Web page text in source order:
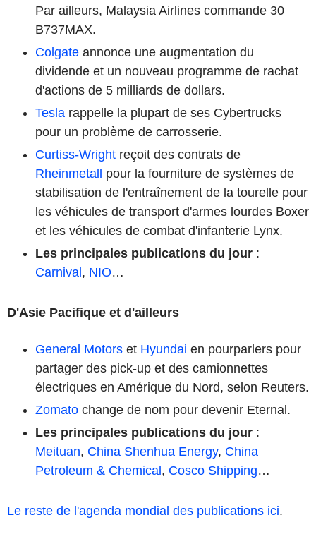
Par ailleurs, Malaysia Airlines commande 30
B737MAX.
Colgate annonce une augmentation du
dividende et un nouveau programme de rachat
d'actions de 5 milliards de dollars.
Tesla rappelle la plupart de ses Cybertrucks
pour un problème de carrosserie.
Curtiss-Wright reçoit des contrats de
Rheinmetall pour la fourniture de systèmes de
stabilisation de l'entraînement de la tourelle pour
les véhicules de transport d'armes lourdes Boxer
et les véhicules de combat d'infanterie Lynx.
Les principales publications du jour :
Carnival, NIO…
D'Asie Pacifique et d'ailleurs
General Motors et Hyundai en pourparlers pour
partager des pick-up et des camionnettes
électriques en Amérique du Nord, selon Reuters.
Zomato change de nom pour devenir Eternal.
Les principales publications du jour :
Meituan, China Shenhua Energy, China
Petroleum & Chemical, Cosco Shipping…
Le reste de l'agenda mondial des publications ici.